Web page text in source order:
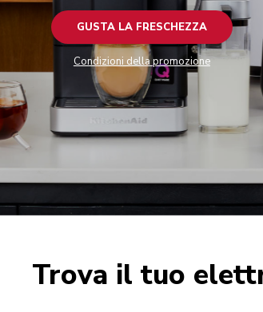
GUSTA LA FRESCHEZZA
Condizioni della promozione
Trova il tuo